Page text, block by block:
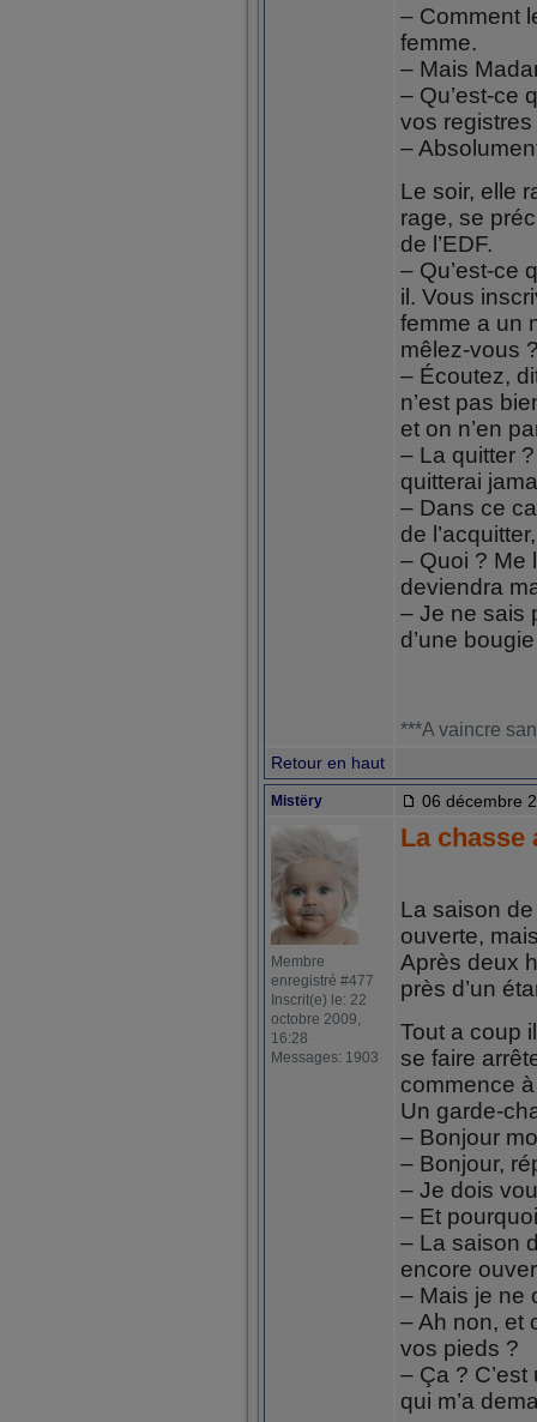
– Comment
femme.
– Mais
– Qu’est-ce
vos registres
–
Le soir, elle
rage, se
de l’EDF.
– Qu’est-ce
il. Vous
femme a un
mêlez-vous
– Écoutez,
n’est pas
et on n’en
– La quitter
quitterai
– Dans ce
de
– Quoi ? Me
deviendra
– Je ne sais
d’une
***A vaincre
Retour en haut
Mistëry 06 décembre
Membre
enregistré #477
Inscrit(e) le: 22
octobre 2009,
16:28
Messages: 1903
La chasse
La saison
ouverte,
Après deux
près d’un
Tout a coup
se faire
commence
Un garde-
– Bonjour
– Bonjour,
– Je dois
– Et
– La saison
encore
– Mais je ne
– Ah non, et
vos pieds ?
– Ça ?
qui m’a